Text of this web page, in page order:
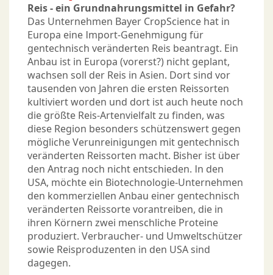
Reis - ein Grundnahrungsmittel in Gefahr?
Das Unternehmen Bayer CropScience hat in
Europa eine Import-Genehmigung für
gentechnisch veränderten Reis beantragt. Ein
Anbau ist in Europa (vorerst?) nicht geplant,
wachsen soll der Reis in Asien. Dort sind vor
tausenden von Jahren die ersten Reissorten
kultiviert worden und dort ist auch heute noch
die größte Reis-Artenvielfalt zu finden, was
diese Region besonders schützenswert gegen
mögliche Verunreinigungen mit gentechnisch
veränderten Reissorten macht. Bisher ist über
den Antrag noch nicht entschieden. In den
USA, möchte ein Biotechnologie-Unternehmen
den kommerziellen Anbau einer gentechnisch
veränderten Reissorte vorantreiben, die in
ihren Körnern zwei menschliche Proteine
produziert. Verbraucher- und Umweltschützer
sowie Reisproduzenten in den USA sind
dagegen.